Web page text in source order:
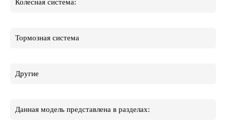
Колесная система:
Тормозная система
Другие
Данная модель представлена в разделах: